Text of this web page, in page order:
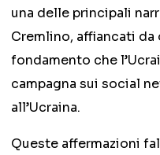
una delle principali
Cremlino, affiancati
fondamento che
campagna sui social
all’Ucraina.
Queste affermazioni